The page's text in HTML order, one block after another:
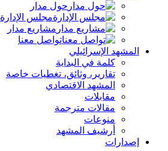
حول مدار
مجلس الإدارة
مشاريع مدار
تواصل معنا
المشهد الإسرائيلي
كلمة في البداية
تقارير، وثائق، تغطيات خاصة
المشهد الاقتصادي
مقابلات
مقالات مترجمة
منوعات
أرشيف المشهد
إصدارات